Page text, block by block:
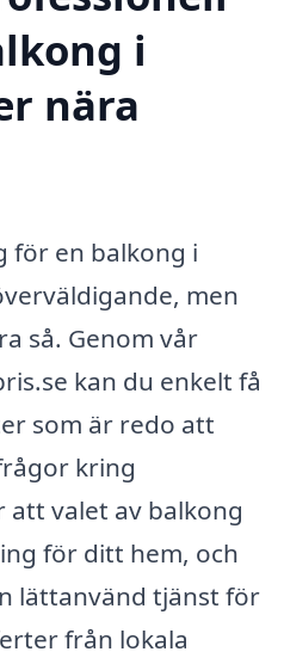
i
nära
en balkong i
men
så. Genom vår
kan du enkelt få
som är redo att
kring
att valet av balkong
för ditt hem, och
lättanvänd tjänst för
från lokala